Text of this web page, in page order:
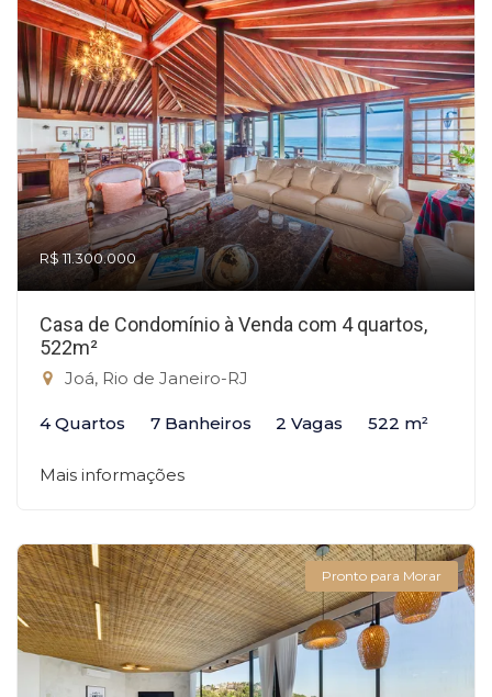
R$ 11.300.000
Casa de Condomínio à Venda com 4 quartos,
522m²
Joá, Rio de Janeiro-RJ
4 Quartos 7 Banheiros 2 Vagas 522 m²
Mais informações
Pronto para Morar